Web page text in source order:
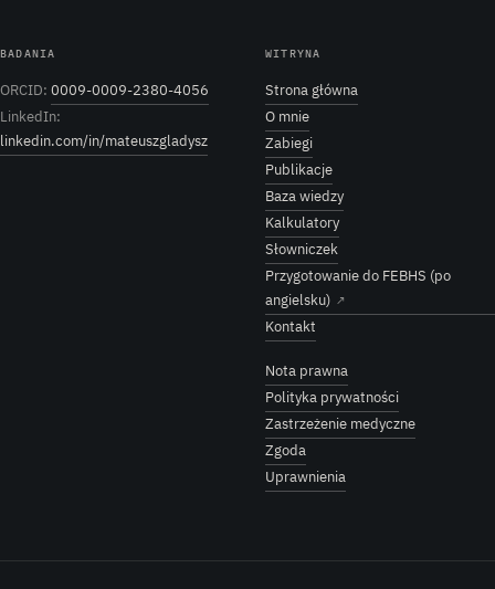
BADANIA
ORCID: 0009-0009-2380-4056
LinkedIn:
linkedin.com/in/mateuszgladysz
WITRYNA
Strona główna
O mnie
Zabiegi
Publikacje
Baza wiedzy
Kalkulatory
Słowniczek
Przygotowanie do FEBHS (po
angielsku) ↗
Kontakt
Nota prawna
Polityka prywatności
Zastrzeżenie medyczne
Zgoda
Uprawnienia